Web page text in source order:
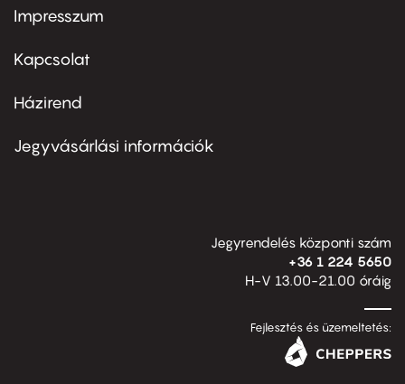
Footer
first
Impresszum
Kapcsolat
Footer
second
Házirend
Jegyvásárlási információk
Jegyrendelés központi szám
+36 1 224 5650
H-V 13.00-21.00 óráig
Fejlesztés és üzemeltetés: